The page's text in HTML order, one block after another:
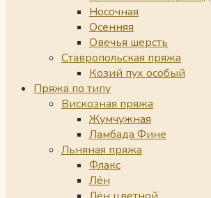
Носочная
Осенняя
Овечья шерсть
Ставропольская пряжа
Козий пух особый
Пряжа по типу
Вискозная пряжа
Жумчужная
Ламбада Фине
Льняная пряжа
Флакс
Лён